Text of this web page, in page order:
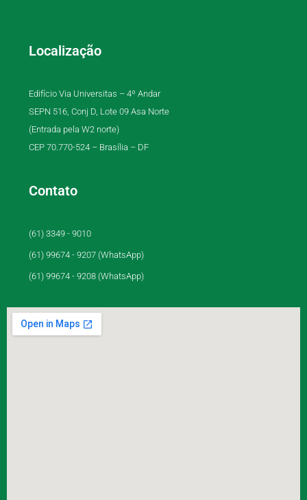
Localização
Edifício Via Universitas – 4º Andar
SEPN 516, Conj D, Lote 09 Asa Norte
(Entrada pela W2 norte)
CEP 70.770-524 – Brasília – DF
Contato
(61) 3349 - 9010
(61) 99674 - 9207 (WhatsApp)
(61) 99674 - 9208 (WhatsApp)